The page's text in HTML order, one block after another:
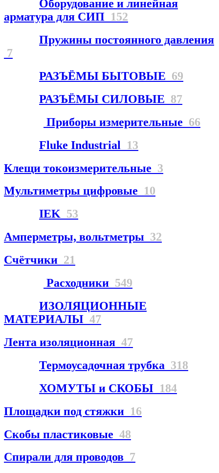
Оборудование и линейная
арматура для СИП 152
Пружины постоянного давления
7
РАЗЪЁМЫ БЫТОВЫЕ 69
РАЗЪЁМЫ СИЛОВЫЕ 87
Приборы измерительные 66
Fluke Industrial 13
Клещи токоизмерительные 3
Мультиметры цифровые 10
IEK 53
Амперметры, вольтметры 32
Счётчики 21
Расходники 549
ИЗОЛЯЦИОННЫЕ
МАТЕРИАЛЫ 47
Лента изоляционная 47
Термоусадочная трубка 318
ХОМУТЫ и СКОБЫ 184
Площадки под стяжки 16
Скобы пластиковые 48
Спирали для проводов 7